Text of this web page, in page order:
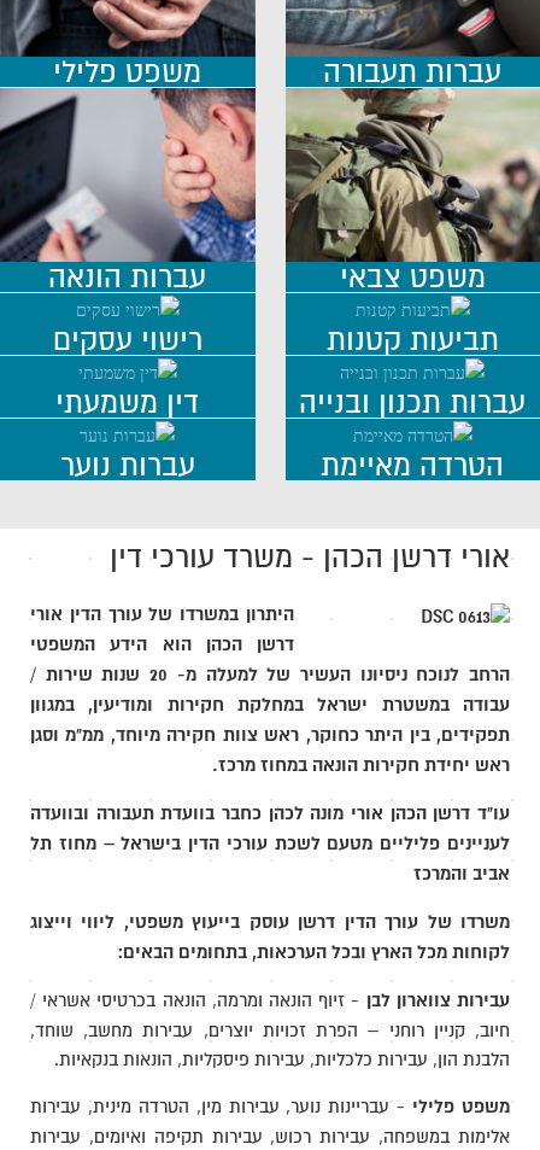
עברות תעבורה משפט פלילי
משפט צבאי
עברות הונאה
תביעות קטנות
רישוי עסקים
עברות תכנון ובנייה
דין משמעתי
הטרדה מאיימת
עברות נוער
אורי דרשן הכהן - משרד עורכי דין
היתרון במשרדו של עורך הדין אורי
דרשן הכהן הוא הידע המשפטי
הרחב לנוכח ניסיונו העשיר של למעלה מ- 20 שנות שירות /
עבודה במשטרת ישראל במחלקת חקירות ומודיעין, במגוון
תפקידים, בין היתר כחוקר, ראש צוות חקירה מיוחד, ממ"מ וסגן
ראש יחידת חקירות הונאה במחוז מרכז.
עו"ד דרשן הכהן אורי מונה לכהן כחבר בוועדת תעבורה ובוועדה
לעניינים פליליים מטעם לשכת עורכי הדין בישראל – מחוז תל
אביב והמרכז
משרדו של עורך הדין דרשן עוסק בייעוץ משפטי, ליווי וייצוג
לקוחות מכל הארץ ובכל הערכאות, בתחומים הבאים:
עבירות צווארון לבן - זיוף הונאה ומרמה, הונאה בכרטיסי אשראי /
חיוב, קניין רוחני – הפרת זכויות יוצרים, עבירות מחשב, שוחד,
הלבנת הון, עבירות כלכליות, עבירות פיסקליות, הונאות בנקאיות.
משפט פלילי - עבריינות נוער, עבירות מין, הטרדה מינית, עבירות
אלימות במשפחה, עבירות רכוש, עבירות תקיפה ואיומים, עבירות